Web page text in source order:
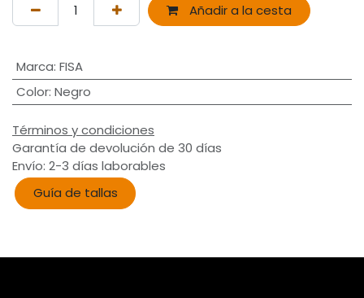
Añadir a la cesta
Marca: FISA
Color: Negro
Términos y condiciones
Garantía de devolución de 30 días
Envío: 2-3 días laborables
Guía de tallas